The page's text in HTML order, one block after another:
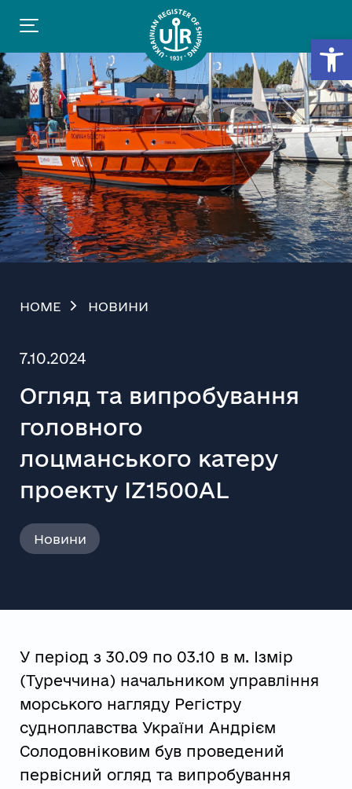
HOME НОВИНИ
7.10.2024
Огляд та випробування
головного
лоцманського катеру
проекту IZ1500AL
Новини
У період з 30.09 по 03.10 в м. Ізмір
(Туреччина) начальником управління
морського нагляду Регістру
судноплавства України Андрієм
Солодовніковим був проведений
первісний огляд та випробування